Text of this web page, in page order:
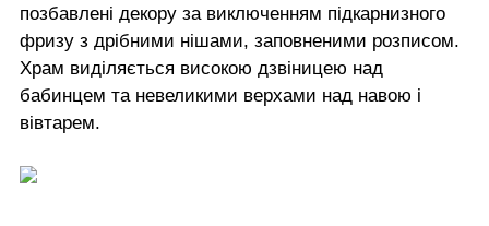
позбавлені декору за виключенням підкарнизного
фризу з дрібними нішами, заповненими розписом.
Храм виділяється високою дзвіницею над
бабинцем та невеликими верхами над навою і
вівтарем.